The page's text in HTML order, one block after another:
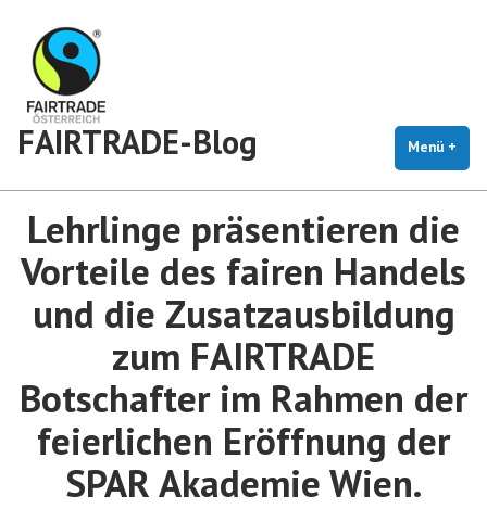
Inhalt
springen
FAIRTRADE-Blog Menü +
Lehrlinge präsentieren die
Vorteile des fairen Handels
und die Zusatzausbildung
zum FAIRTRADE
Botschafter im Rahmen der
feierlichen Eröffnung der
SPAR Akademie Wien.